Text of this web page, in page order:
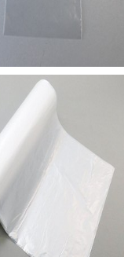
lisos,
cores. O
na
consiste
e
e a
produto
DE
COM
a